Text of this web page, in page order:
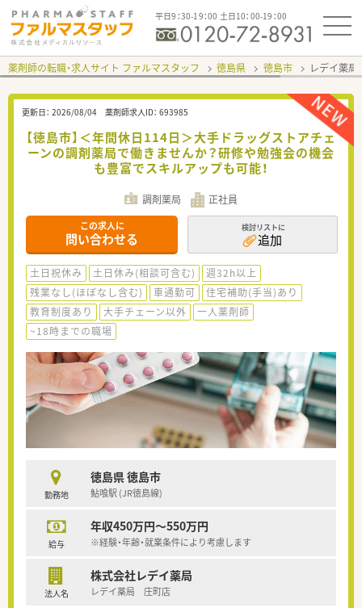
平日9：30-19：00 土日10：00-19：00
薬剤師の転職・求人サイト ファルマスタッフ 徳島県 徳島市 レデイ薬
更新日： 2026/08/04 薬剤師求人ID： 693985
【徳島市】＜年間休日114日＞大手ドラッグストアチェ
ーンの調剤薬局で働きませんか？研修や勉強会の機会
も豊富でスキルアップも可能！
調剤薬局 正社員
この求人に
問い合わせる
検討リストに
追加
土日祝休み 土日休み(相談可含む)
週32h以上
残業なし(ほぼなし含む)
車通勤可
住宅補助(手当)あり
教育制度あり
大手チェーン以外
一人薬剤師
~18時までの職場
勤務地
徳島県 徳島市
鮎喰駅 (JR徳島線)
給与
年収450万円～550万円
※経験・年齢・就業条件により考慮します
法人名
株式会社レデイ薬局
レデイ薬局 庄町店